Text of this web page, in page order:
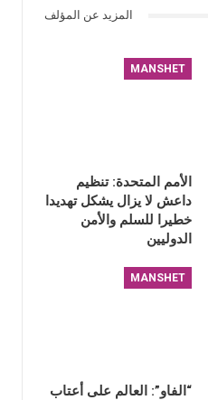
المزيد عن المؤلف
MANSHET
الأمم المتحدة: تنظيم
داعش لا يزال يشكل تهديدا
خطيرا للسلم والأمن
الدوليين
MANSHET
“الفاو”: العالم على أعتاب